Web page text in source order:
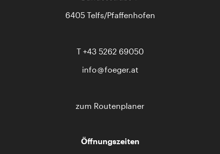
6405 Telfs/Pfaffenhofen
T +43 5262 69050
info
foeger.at
zum Routenplaner
Öffnungszeiten